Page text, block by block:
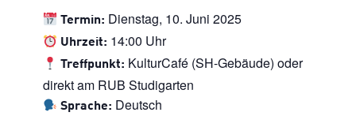
Termin: Dienstag, 10. Juni 2025
Uhrzeit: 14:00 Uhr
Treffpunkt: KulturCafé (SH-Gebäude) oder
direkt am RUB Studigarten
Sprache: Deutsch